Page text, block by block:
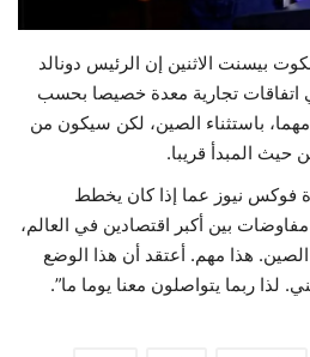
بيسنت الاثنين إن الرئيس دونالد
تجارية معدة خصيصا بحسب
تجاريا مهما، باستثناء الصين، لكن سيكون من
حيث المبدأ قريبا.
فوكس نيوز عما إذا كان يخطط
بين أكبر اقتصادين في العالم،
هذا مهم. أعتقد أن هذا الوضع
لذا ربما يتواصلون معنا يوما ما”.